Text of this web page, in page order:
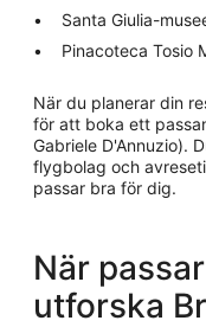
Santa Giulia-
Pinacoteca Tosio
När du planerar din
för att boka ett
Gabriele D'Annuzio).
flygbolag och
passar bra för dig.
När
utforska